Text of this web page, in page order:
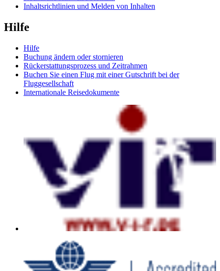
Inhaltsrichtlinien und Melden von Inhalten
Hilfe
Hilfe
Buchung ändern oder stornieren
Rückerstattungsprozess und Zeitrahmen
Buchen Sie einen Flug mit einer Gutschrift bei der
Fluggesellschaft
Internationale Reisedokumente